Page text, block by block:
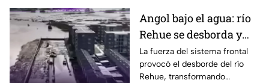
Angol bajo el agua: río
Rehue se desborda y
anega viviendas
La fuerza del sistema frontal
provocó el desborde del río
Rehue, transformando